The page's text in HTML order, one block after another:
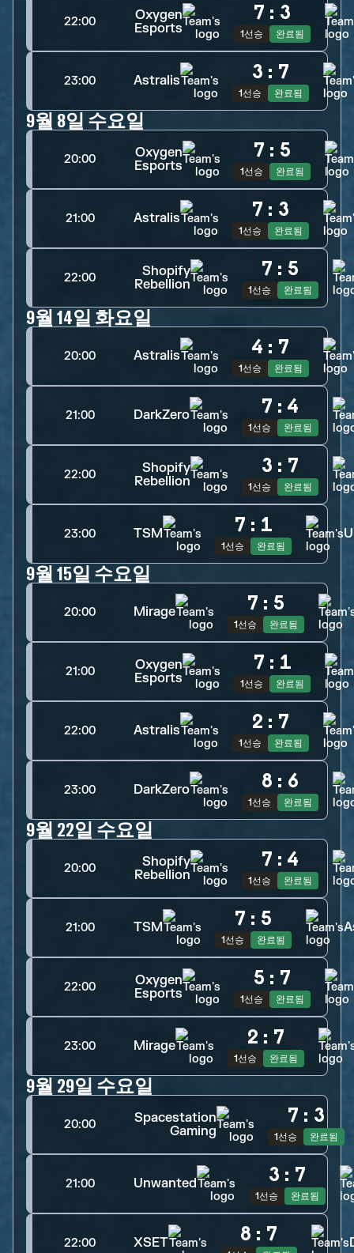
22:00
Oxygen
Esports
7 : 3
1선승 완료됨
23:00 Astralis 3 : 7
1선승 완료됨
9월 8일 수요일
20:00
Oxygen
Esports
7 : 5
1선승 완료됨
21:00 Astralis 7 : 3
1선승 완료됨
22:00
Shopify
Rebellion
7 : 5
1선승 완료됨
9월 14일 화요일
20:00 Astralis 4 : 7
1선승 완료됨
21:00 DarkZero 7 : 4
1선승 완료됨
22:00
Shopify
Rebellion
3 : 7
1선승 완료됨
23:00 TSM 7 : 1
1선승 완료됨
9월 15일 수요일
20:00 Mirage 7 : 5
1선승 완료됨
21:00
Oxygen
Esports
7 : 1
1선승 완료됨
22:00 Astralis 2 : 7
1선승 완료됨
23:00 DarkZero 8 : 6
1선승 완료됨
9월 22일 수요일
20:00
Shopify
Rebellion
7 : 4
1선승 완료됨
21:00 TSM 7 : 5
1선승 완료됨
22:00
Oxygen
Esports
5 : 7
1선승 완료됨
23:00 Mirage 2 : 7
1선승 완료됨
9월 29일 수요일
20:00
Spacestation
Gaming
7 : 3
1선승 완료됨
21:00 Unwanted 3 : 7
1선승 완료됨
22:00 XSET 8 : 7